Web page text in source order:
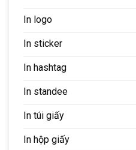
In logo
In sticker
In hashtag
In standee
In túi giấy
In hộp giấy